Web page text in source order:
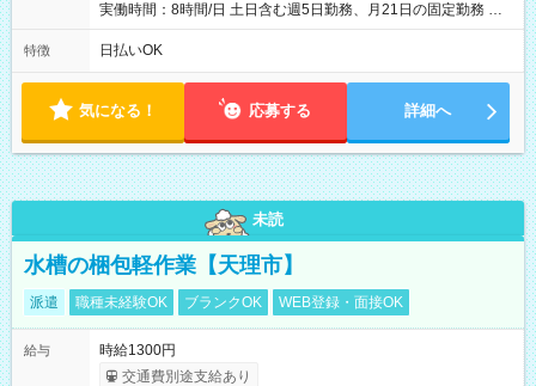
実働時間：8時間/日 土日含む週5日勤務、月21日の固定勤務 ※
実働8h/休憩1h勤務、残業ほぼ無し（5h/月）
特徴 日払いOK
気になる！ 応募する 詳細へ
未読
水槽の梱包軽作業【天理市】
派遣 職種未経験OK ブランクOK WEB登録・面接OK
給与
時給1300円
交通費別途支給あり